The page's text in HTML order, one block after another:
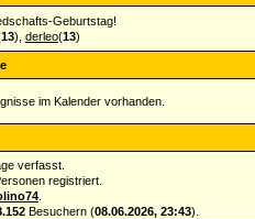
Geburtstag!
13), derleo(13)
im Kalender vorhanden.
verfasst.
registriert.
.
Besuchern (08.06.2026, 23:43).